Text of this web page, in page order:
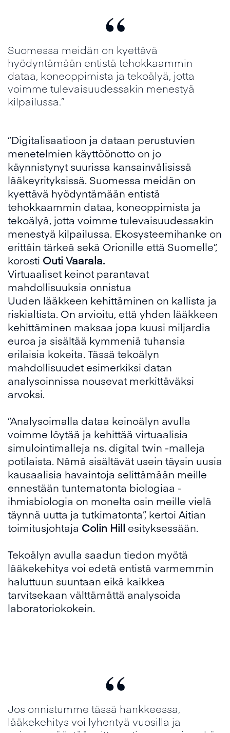
“
Suomessa meidän on kyettävä
hyödyntämään entistä tehokkaammin
dataa, koneoppimista ja tekoälyä, jotta
voimme tulevaisuudessakin menestyä
kilpailussa.”
”Digitalisaatioon ja dataan perustuvien
menetelmien käyttöönotto on jo
käynnistynyt suurissa kansainvälisissä
lääkeyrityksissä. Suomessa meidän on
kyettävä hyödyntämään entistä
tehokkaammin dataa, koneoppimista ja
tekoälyä, jotta voimme tulevaisuudessakin
menestyä kilpailussa. Ekosysteemihanke on
erittäin tärkeä sekä Orionille että Suomelle”,
korosti Outi Vaarala.
Virtuaaliset keinot parantavat
mahdollisuuksia onnistua
Uuden lääkkeen kehittäminen on kallista ja
riskialtista. On arvioitu, että yhden lääkkeen
kehittäminen maksaa jopa kuusi miljardia
euroa ja sisältää kymmeniä tuhansia
erilaisia kokeita. Tässä tekoälyn
mahdollisuudet esimerkiksi datan
analysoinnissa nousevat merkittäväksi
arvoksi.
”Analysoimalla dataa keinoälyn avulla
voimme löytää ja kehittää virtuaalisia
simulointimalleja ns. digital twin -malleja
potilaista. Nämä sisältävät usein täysin uusia
kausaalisia havaintoja selittämään meille
ennestään tuntematonta biologiaa -
ihmisbiologia on monelta osin meille vielä
täynnä uutta ja tutkimatonta”, kertoi Aitian
toimitusjohtaja Colin Hill esityksessään.
Tekoälyn avulla saadun tiedon myötä
lääkekehitys voi edetä entistä varmemmin
haluttuun suuntaan eikä kaikkea
tarvitsekaan välttämättä analysoida
laboratoriokokein.
“
Jos onnistumme tässä hankkeessa,
lääkekehitys voi lyhentyä vuosilla ja